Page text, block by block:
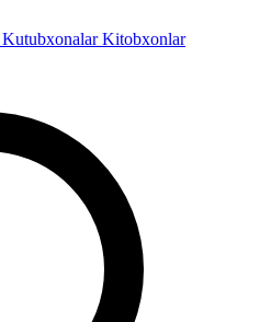
KutubxonalarKitobxonlar